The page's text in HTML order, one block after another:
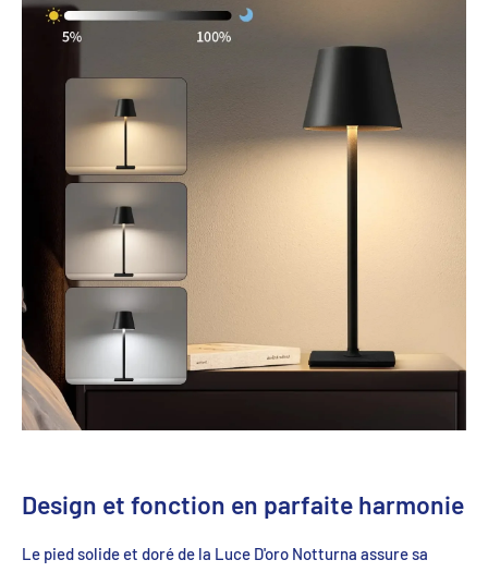
Design et fonction en parfaite harmonie
Le pied solide et doré de la Luce D'oro Notturna assure sa